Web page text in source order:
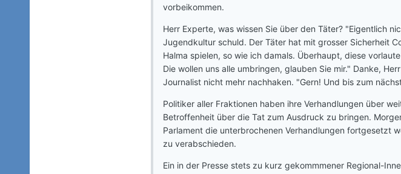
vorbeikommen.
Herr Experte, was wissen Sie über den Täter? "Eigentlich
Jugendkultur schuld. Der Täter hat mit grosser Sicherheit
Halma spielen, so wie ich damals. Überhaupt, diese
Die wollen uns alle umbringen, glauben Sie mir." Danke,
Journalist nicht mehr nachhaken. "Gern! Und bis zum
Politiker aller Fraktionen haben ihre Verhandlungen über
Betroffenheit über die Tat zum Ausdruck zu bringen.
Parlament die unterbrochenen Verhandlungen fortgesetzt
zu verabschieden.
Ein in der Presse stets zu kurz gekommmener Regional-